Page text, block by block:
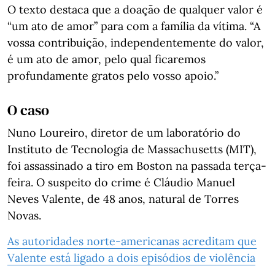
O texto destaca que a doação de qualquer valor é
“um ato de amor” para com a família da vítima. “A
vossa contribuição, independentemente do valor,
é um ato de amor, pelo qual ficaremos
profundamente gratos pelo vosso apoio.”
O caso
Nuno Loureiro, diretor de um laboratório do
Instituto de Tecnologia de Massachusetts (MIT),
foi assassinado a tiro em Boston na passada terça-
feira. O suspeito do crime é Cláudio Manuel
Neves Valente, de 48 anos, natural de Torres
Novas.
As autoridades norte-americanas acreditam que
Valente está ligado a dois episódios de violência